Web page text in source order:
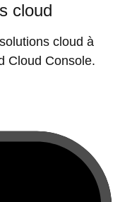
cloud
cloud à
Cloud Console.